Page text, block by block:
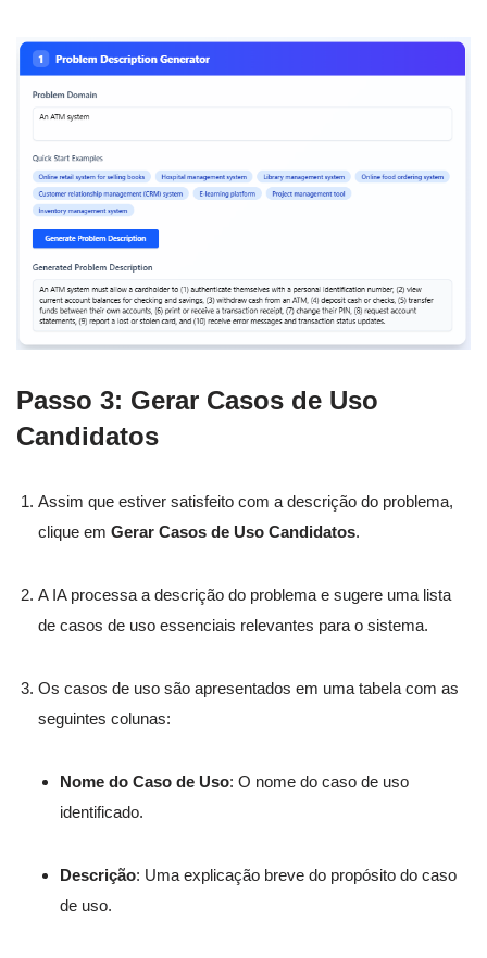
Passo 3: Gerar Casos de Uso
Candidatos
Assim que estiver satisfeito com a descrição do problema,
clique em Gerar Casos de Uso Candidatos.
A IA processa a descrição do problema e sugere uma lista
de casos de uso essenciais relevantes para o sistema.
Os casos de uso são apresentados em uma tabela com as
seguintes colunas:
Nome do Caso de Uso: O nome do caso de uso
identificado.
Descrição: Uma explicação breve do propósito do caso
de uso.